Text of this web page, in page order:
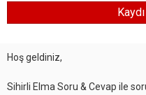
Hoş geldiniz,
Sihirli Elma Soru & Cevap ile